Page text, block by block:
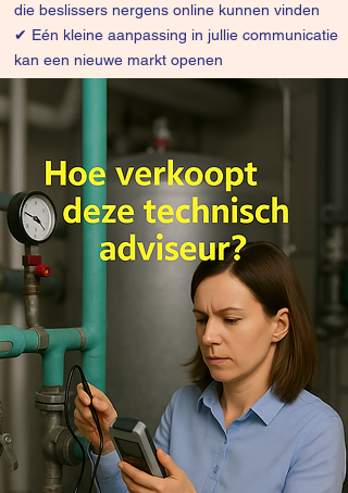
die beslissers nergens online kunnen vinden
✔ Eén kleine aanpassing in jullie communicatie
kan een nieuwe markt openen